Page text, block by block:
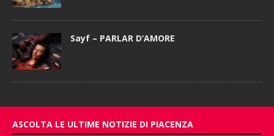
Sayf – PARLAR D’AMORE
ASCOLTA LE ULTIME NOTIZIE DI PIACENZA